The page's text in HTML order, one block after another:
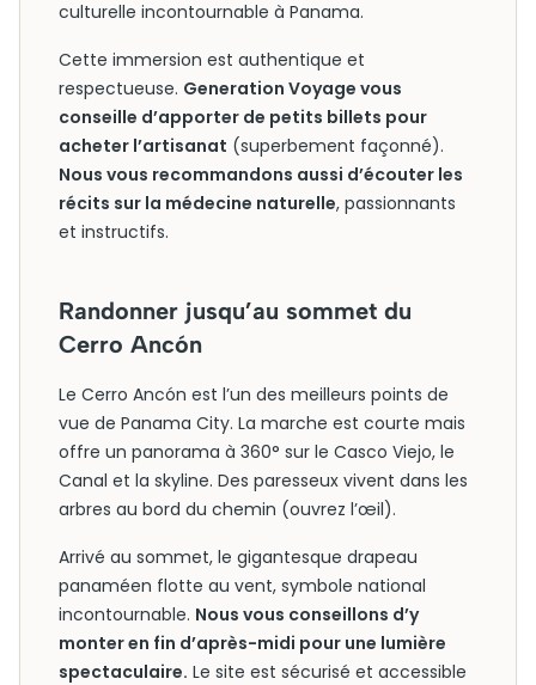
culturelle incontournable à Panama.
Cette immersion est authentique et
respectueuse. Generation Voyage vous
conseille d’apporter de petits billets pour
acheter l’artisanat (superbement façonné).
Nous vous recommandons aussi d’écouter les
récits sur la médecine naturelle, passionnants
et instructifs.
Randonner jusqu’au sommet du
Cerro Ancón
Le Cerro Ancón est l’un des meilleurs points de
vue de Panama City. La marche est courte mais
offre un panorama à 360° sur le Casco Viejo, le
Canal et la skyline. Des paresseux vivent dans les
arbres au bord du chemin (ouvrez l’œil).
Arrivé au sommet, le gigantesque drapeau
panaméen flotte au vent, symbole national
incontournable. Nous vous conseillons d’y
monter en fin d’après-midi pour une lumière
spectaculaire. Le site est sécurisé et accessible